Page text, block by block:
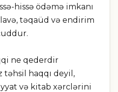
hissə ödəmə imkanı
təqaüd və endirim
ne qederdir
təhsil haqqı deyil,
və kitab xərclərini